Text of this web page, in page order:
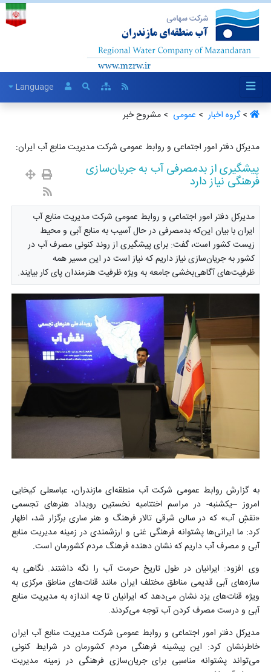
Language
>گروه اخبار ‏ > عمومی ‏ > مشروح خبر
مدیرکل دفتر امور اجتماعی و روابط عمومی شرکت مدیریت منابع آب ایران:
پیشگیری از بدمصرفی آب به جریان‌سازی
فرهنگی نیاز دارد
مدیرکل دفتر امور اجتماعی و روابط عمومی شرکت مدیریت منابع آب
ایران با بیان این‌که بدمصرفی در حال آسیب به منابع آبی و محیط
زیست کشور است، گفت: برای پیشگیری از روند کنونی مصرف آب در
کشور به جریان‌سازی‌ نیاز داریم که نیاز است در این مسیر همه
ظرفیت‌های آگاهی‌بخشی جامعه به ویژه ظرفیت هنرمندان پای کار بیایند.
به گزارش روابط عمومی شرکت آب منطقه‌ای مازندران، عباسعلی کیخایی
امروز –یکشنبه- در مراسم اختتامیه نخستین رویداد هنرهای تجسمی
«نقشِ آب» که در سالن شرقی تالار فرهنگ و هنر ساری برگزار شد، اظهار
کرد: ما ایرانی‌ها پشتوانه فرهنگی غنی و ارزشمندی در زمینه مدیریت منابع
آبی و مصرف آب داریم که نشان دهنده فرهنگ مردم کشورمان است.
وی افزود: ایرانیان در طول تاریخ حرمت آب را نگه داشتند. نگاهی به
سازه‌های آبی قدیمی مناطق مختلف ایران مانند قنات‌های مناطق مرکزی به
ویژه قنات‌های یزد نشان می‌دهد که ایرانیان تا چه اندازه به مدیریت منابع
آبی و درست مصرف کردن آب توجه می‌کردند.
مدیرکل دفتر امور اجتماعی و روابط عمومی شرکت مدیریت منابع آب ایران
خاطرنشان کرد: این پیشینه فرهنگی مردم کشورمان در شرایط کنونی
می‌تواند پشتوانه مناسبی برای جریان‌سازی فرهنگی در زمینه مدیریت